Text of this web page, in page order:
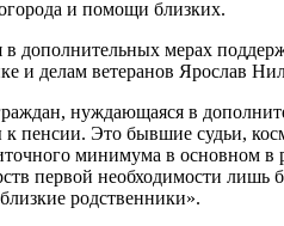
и помощи близких.
мерах
и делам ветеранов Ярослав
нуждающаяся в
пенсии. Это бывшие судьи,
минимума в основном в
первой необходимости лишь
родственники».